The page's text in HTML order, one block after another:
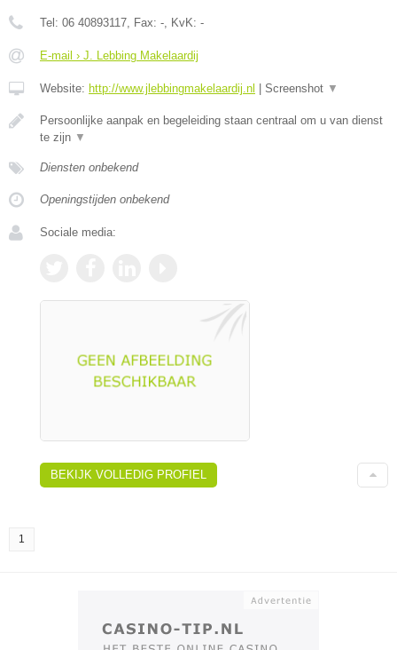
Tel: 06 40893117 , Fax: - , KvK: -
E-mail › J. Lebbing Makelaardij
Website: http://www.jlebbingmakelaardij.nl Screenshot ▼
Persoonlijke aanpak en begeleiding staan centraal om u van dienst
te zijn ▼
Diensten onbekend
Openingstijden onbekend
Sociale media:
BEKIJK VOLLEDIG PROFIEL
1